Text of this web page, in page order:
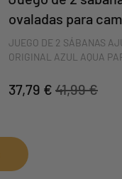
ovaladas para
Sauthon Original
JUEGO DE 2 SÁBANAS
ORIGINAL AZUL AQUA
duermen, Sauthon ha
sábanas bajeras
sueño reparador.
37,79 € 41,99 €